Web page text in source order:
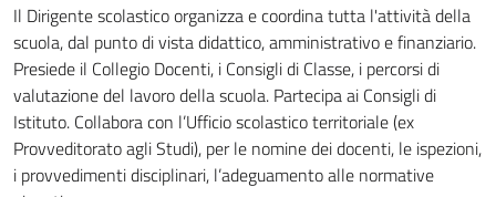
Il Dirigente scolastico organizza e coordina tutta l'attività della
scuola, dal punto di vista didattico, amministrativo e finanziario.
Presiede il Collegio Docenti, i Consigli di Classe, i percorsi di
valutazione del lavoro della scuola. Partecipa ai Consigli di
Istituto. Collabora con l’Ufficio scolastico territoriale (ex
Provveditorato agli Studi), per le nomine dei docenti, le ispezioni,
i provvedimenti disciplinari, l’adeguamento alle normative